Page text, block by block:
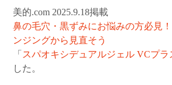
美的.com 2025.9.18掲載
鼻の毛穴・黒ずみにお悩みの方必見
ンジングから見直そう
「 スパオキシデュアルジェル VCプラ
した。